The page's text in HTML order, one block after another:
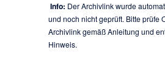
Info: Der Archivlink wurde
und noch nicht geprüft. Bitte prüfe
Archivlink gemäßAnleitung und
Hinweis.